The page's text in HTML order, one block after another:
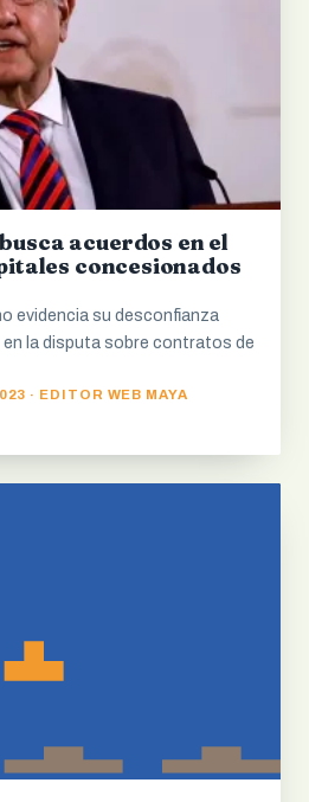
acuerdos en el
concesionados
evidencia su desconfianza
en la disputa sobre contratos de
· EDITOR WEB MAYA